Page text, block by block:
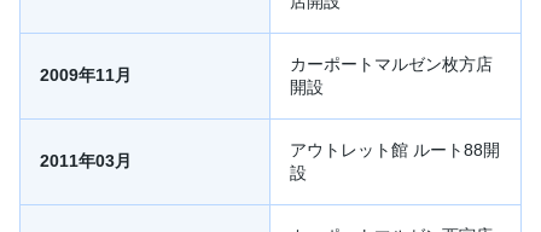
2009年11月
カーポートマルゼン枚方店
開設
2011年03月
アウトレット館 ルート88開
設